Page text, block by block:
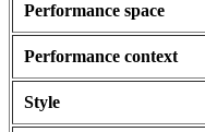
Performance space
Performance context
Style